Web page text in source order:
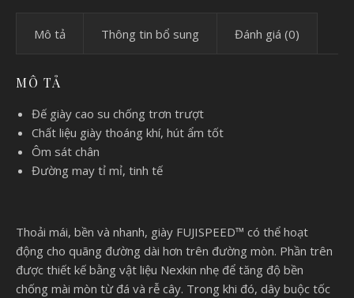
Mô tả Thông tin bổ sung Đánh giá (0)
MÔ TẢ
Đế giày cao su chống trơn trượt
Chất liệu giày thoáng khí, hút ẩm tốt
Ôm sát chân
Đường may tỉ mỉ, tinh tế
Thoải mái, bền và nhanh, giày FUJISPEED™ có thể hoạt
động cho quãng đường dài hơn trên đường mòn. Phần trên
được thiết kế bằng vật liệu Nexkin nhẹ để tăng độ bền
chống mài mòn từ đá và rễ cây. Trong khi đó, dây buộc tốc